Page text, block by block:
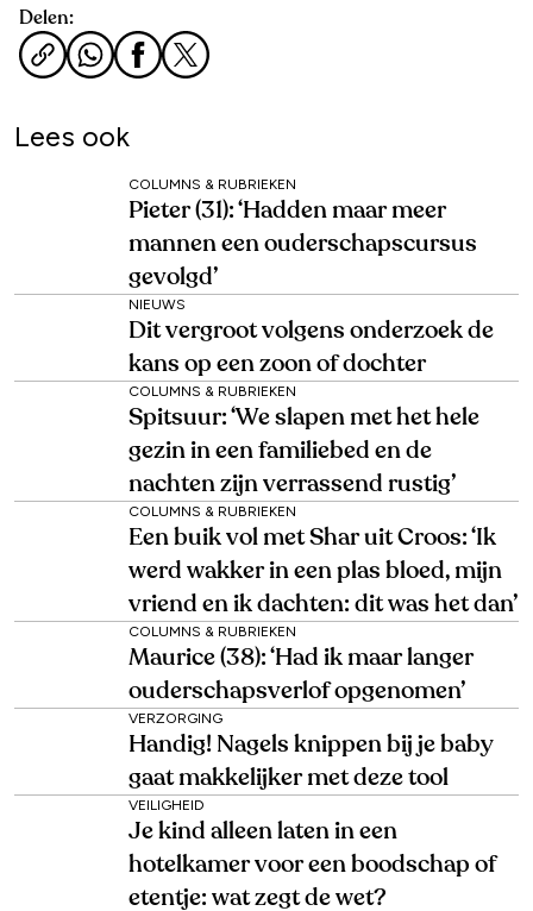
Delen:
Lees ook
COLUMNS & RUBRIEKEN
Pieter (31): ‘Hadden maar meer
mannen een ouderschapscursus
gevolgd’
NIEUWS
Dit vergroot volgens onderzoek de
kans op een zoon of dochter
COLUMNS & RUBRIEKEN
Spitsuur: ‘We slapen met het hele
gezin in een familiebed en de
nachten zijn verrassend rustig’
COLUMNS & RUBRIEKEN
Een buik vol met Shar uit Croos: ‘Ik
werd wakker in een plas bloed, mijn
vriend en ik dachten: dit was het dan’
COLUMNS & RUBRIEKEN
Maurice (38): ‘Had ik maar langer
ouderschapsverlof opgenomen’
VERZORGING
Handig! Nagels knippen bij je baby
gaat makkelijker met deze tool
VEILIGHEID
Je kind alleen laten in een
hotelkamer voor een boodschap of
etentje: wat zegt de wet?